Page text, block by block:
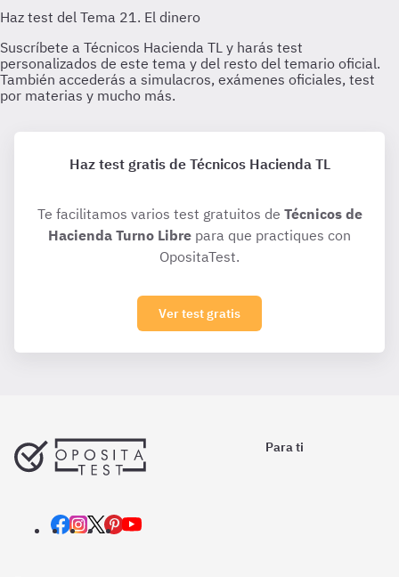
Haz test gratis de Técnicos Hacienda TL
Te facilitamos varios test gratuitos de Técnicos de
Hacienda Turno Libre para que practiques con
OpositaTest.
Ver test gratis
Para ti